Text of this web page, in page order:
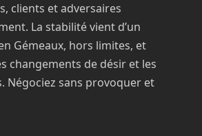
clients et adversaires
La stabilité vient d’un
Gémeaux, hors limites, et
changements de désir et les
Négociez sans provoquer et